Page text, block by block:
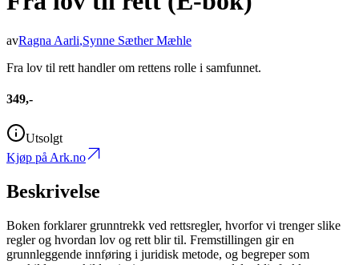
avRagna Aarli,Synne Sæther Mæhle
Fra lov til rett handler om rettens rolle i samfunnet.
349,-
Utsolgt
Kjøp på Ark.no
Beskrivelse
Boken forklarer grunntrekk ved rettsregler, hvorfor vi trenger slike
regler og hvordan lov og rett blir til. Fremstillingen gir en
grunnleggende innføring i juridisk metode, og begreper som